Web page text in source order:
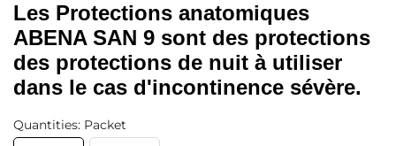
Les Protections anatomiques
ABENA SAN 9 sont des protections
des protections de nuit à utiliser
dans le cas d'incontinence sévère.
Quantities: Packet